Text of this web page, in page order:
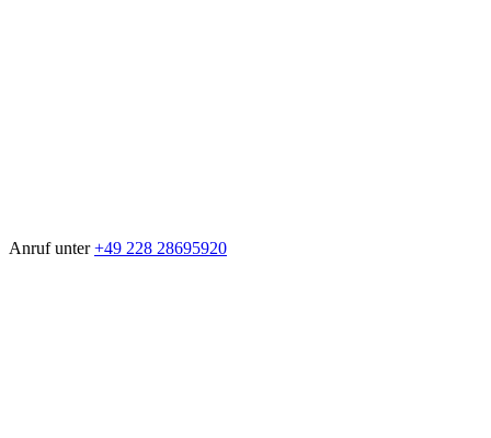
Anruf unter +49 228 28695920